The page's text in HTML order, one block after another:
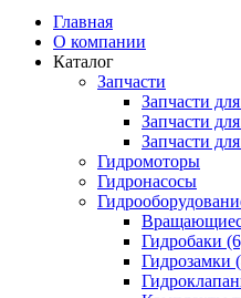
Главная
О компании
Каталог
Запчасти
Запчасти
Запчасти
Запчасти
Гидромоторы
Гидронасосы
Гидробаки
Гидрозамки